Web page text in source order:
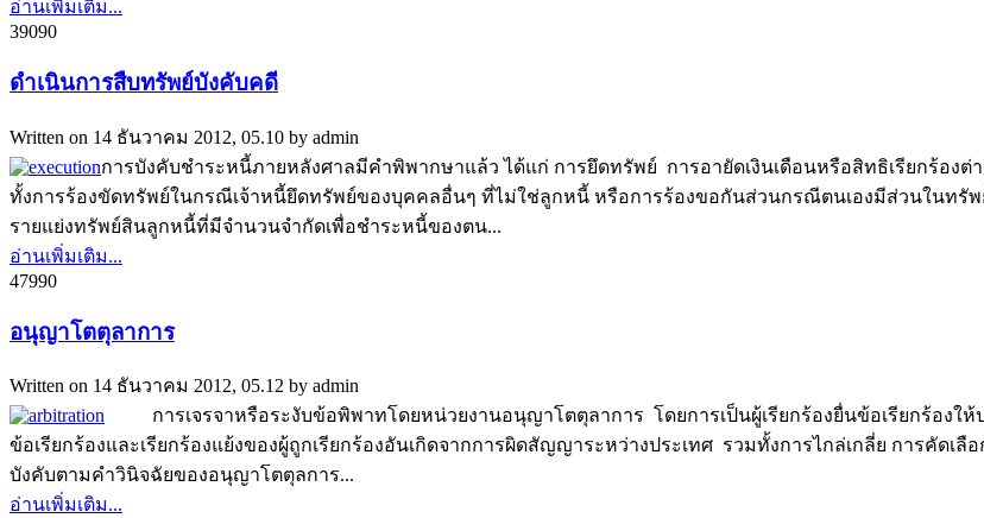
อ่านเพิ่มเติม...
39090
ดำเนินการสืบทรัพย์บังคับคดี
Written on 14 ธันวาคม 2012, 05.10 by admin
การบังคับชำระหนี้ภายหลังศาลมีคำพิพากษาแล้ว ได้แก่ การยึดทรัพย์ การอายัดเงินเดือนหรือสิทธิเรียกร้อ
ทั้งการร้องขัดทรัพย์ในกรณีเจ้าหนี้ยึดทรัพย์ของบุคคลอื่นๆ ที่ไม่ใช่ลูกหนี้ หรือการร้องขอกันส่วนกรณีตนเองมีส่วนในทรั
รายแย่งทรัพย์สินลูกหนี้ที่มีจำนวนจำกัดเพื่อชำระหนี้ของตน...
อ่านเพิ่มเติม...
47990
อนุญาโตตุลาการ
Written on 14 ธันวาคม 2012, 05.12 by admin
การเจรจาหรือระงับข้อพิพาทโดยหน่วยงานอนุญาโตตุลาการ โดยการเป็นผู้เรียกร้องยื่นข้อเรียกร้อง
ข้อเรียกร้องและเรียกร้องแย้งของผู้ถูกเรียกร้องอันเกิดจากการผิดสัญญาระหว่างประเทศ รวมทั้งการไกล่เกลี่ย การคั
บังคับตามคำวินิจฉัยของอนุญาโตตุลการ...
อ่านเพิ่มเติม...